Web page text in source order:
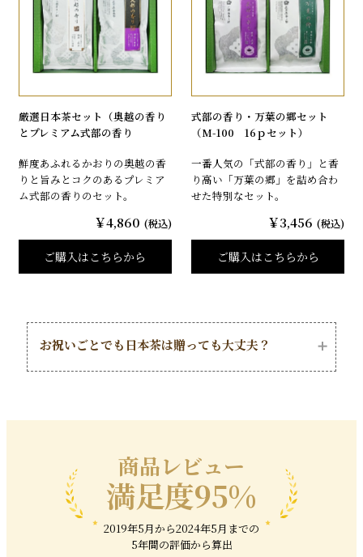
厳選日本茶セット（奥越の香り
とプレミアム式部の香り
鮮度あふれるかおりの奥越の香
りと旨みとコクのあるプレミア
ム式部の香りのセット。
￥4,860 (税込)
ご購入はこちらから
式部の香り・万葉の郷セット
（M-100 16ｐセット）
一番人気の「式部の香り」と香
り高い「万葉の郷」を詰め合わ
せた特別なセット。
￥3,456 (税込)
ご購入はこちらから
お祝いごとでも日本茶は贈っても大丈夫？
お中元やお歳暮などの贈り物に人気の日本茶。しかしお茶
ます。ただし地域によって考え方は異なりますし、結婚祝い
して「無病息災長寿めでたし」といわれるほど、健康にも
良い飲み物とされております。お祝い事の場合はお葬式など
をイメージしにくい、季節の掛け紙や華やかでおしゃれな
包装紙で贈ると良いでしょう。
日本茶のギフトは、日持ちもするので特別な日の記念や手
土産、ちょっとしたお礼やお返しにも最適です。
商品レビュー
満足度95%
2019年5月から2024年5月までの
5年間の評価から算出